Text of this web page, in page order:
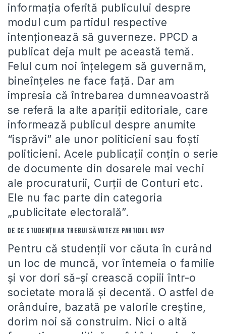
informaţia oferită publicului despre
modul cum partidul respective
intenţionează să guverneze. PPCD a
publicat deja mult pe această temă.
Felul cum noi înţelegem să guvernăm,
bineînţeles ne face faţă. Dar am
impresia că întrebarea dumneavoastră
se referă la alte apariţii editoriale, care
informează publicul despre anumite
“isprăvi” ale unor politicieni sau foşti
politicieni. Acele publicaţii conţin o serie
de documente din dosarele mai vechi
ale procuraturii, Curţii de Conturi etc.
Ele nu fac parte din categoria
„publicitate electorală”.
De ce studenţii ar trebui să voteze partidul Dvs?
Pentru că studenţii vor căuta în curând
un loc de muncă, vor întemeia o familie
şi vor dori să-şi crească copiii într-o
societate morală şi decentă. O astfel de
orânduire, bazată pe valorile creştine,
dorim noi să construim. Nici o altă